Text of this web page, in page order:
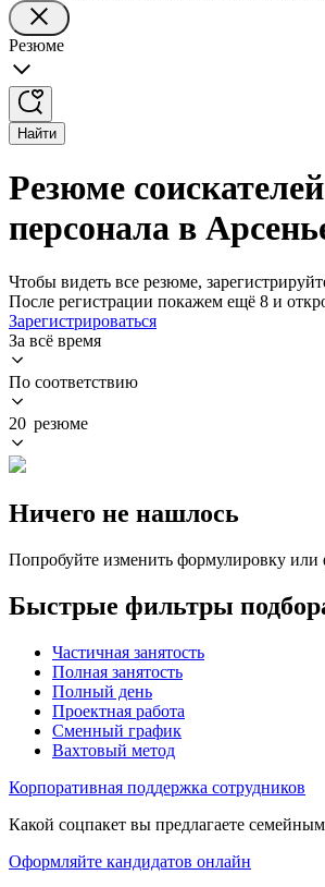
Резюме
Найти
Резюме
персонала в
Чтобы видеть все резюме,
После регистрации покажем ещё 8 и
Зарегистрироваться
За всё время
По соответствию
20 резюме
Ничего не нашлось
Попробуйте изменить формулировку или
Быстрые фильтры
Частичная занятость
Полная занятость
Полный день
Проектная работа
Сменный график
Вахтовый метод
Корпоративная поддержка сотрудников
Какой соцпакет вы предлагаете
Оформляйте кандидатов онлайн